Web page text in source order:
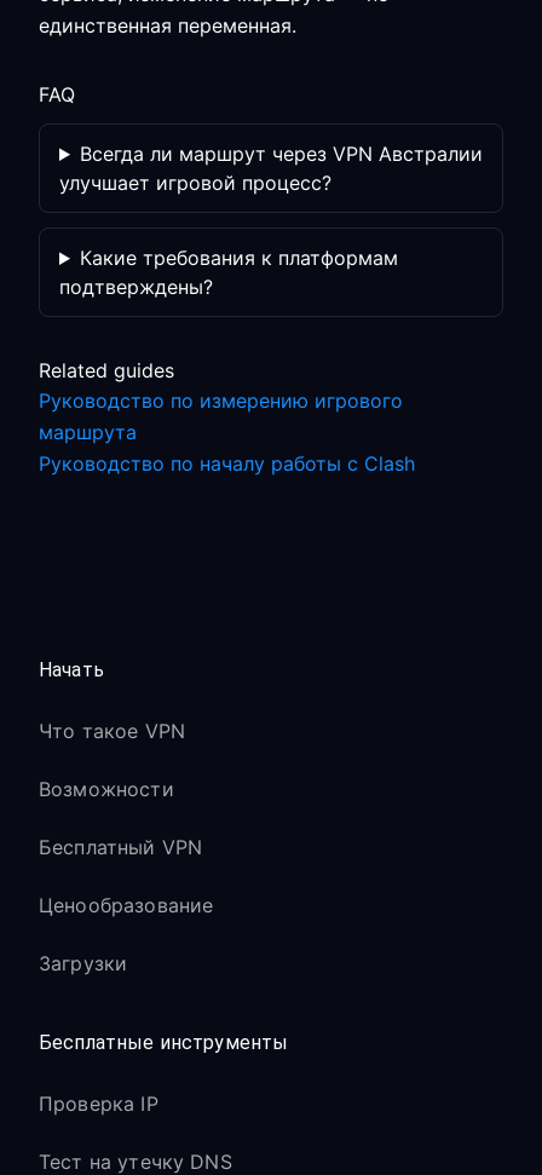
единственная переменная.
FAQ
Всегда ли маршрут через VPN Австралии
улучшает игровой процесс?
Какие требования к платформам
подтверждены?
Related guides
Руководство по измерению игрового
маршрута
Руководство по началу работы с Clash
Начать
Что такое VPN
Возможности
Бесплатный VPN
Ценообразование
Загрузки
Бесплатные инструменты
Проверка IP
Тест на утечку DNS